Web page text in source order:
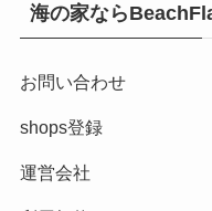
海の家なら
お問い合わせ
shops登録
運営会社